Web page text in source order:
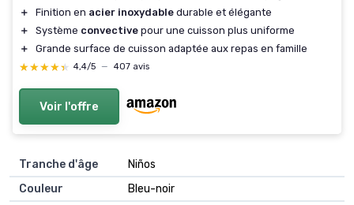
＋
Finition en acier inoxydable durable et élégante
＋
Système convective pour une cuisson plus uniforme
＋
Grande surface de cuisson adaptée aux repas en famille
★★★★★
★★★★★ 4,4/5 — 407 avis
Voir l'offre
Tranche d'âge
‎Niños
Couleur
‎Bleu-noir